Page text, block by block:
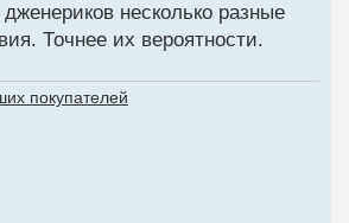
несколько разные
Точнее их вероятности.
покупателей